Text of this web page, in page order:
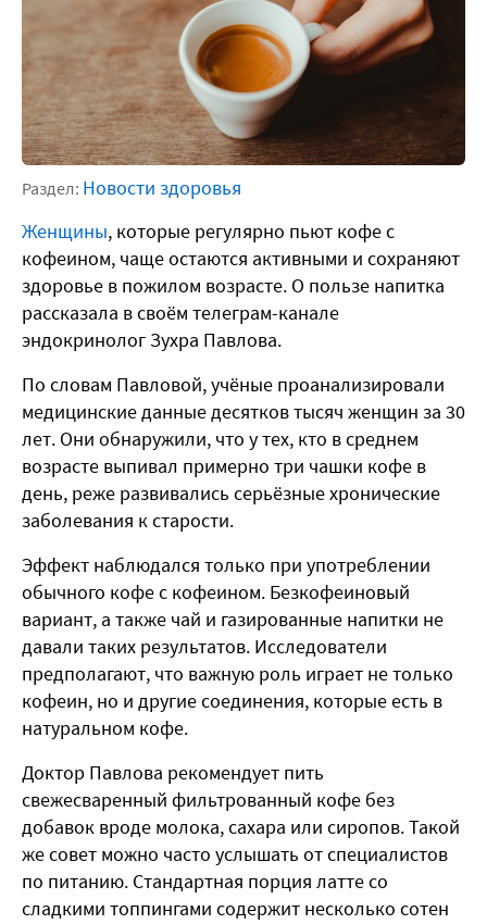
Раздел: Новости здоровья
Женщины, которые регулярно пьют кофе с
кофеином, чаще остаются активными и сохраняют
здоровье в пожилом возрасте. О пользе напитка
рассказала в своём телеграм-канале
эндокринолог Зухра Павлова.
По словам Павловой, учёные проанализировали
медицинские данные десятков тысяч женщин за 30
лет. Они обнаружили, что у тех, кто в среднем
возрасте выпивал примерно три чашки кофе в
день, реже развивались серьёзные хронические
заболевания к старости.
Эффект наблюдался только при употреблении
обычного кофе с кофеином. Безкофеиновый
вариант, а также чай и газированные напитки не
давали таких результатов. Исследователи
предполагают, что важную роль играет не только
кофеин, но и другие соединения, которые есть в
натуральном кофе.
Доктор Павлова рекомендует пить
свежесваренный фильтрованный кофе без
добавок вроде молока, сахара или сиропов. Такой
же совет можно часто услышать от специалистов
по питанию. Стандартная порция латте со
сладкими топпингами содержит несколько сотен